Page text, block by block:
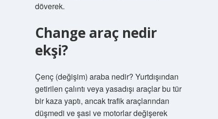
döverek.
Change araç nedir
ekşi?
Çenç (değişim) araba nedir? Yurtdışından
getirilen çalıntı veya yasadışı araçlar bu tür
bir kaza yaptı, ancak trafik araçlarından
düşmedi ve şasi ve motorlar değişerek